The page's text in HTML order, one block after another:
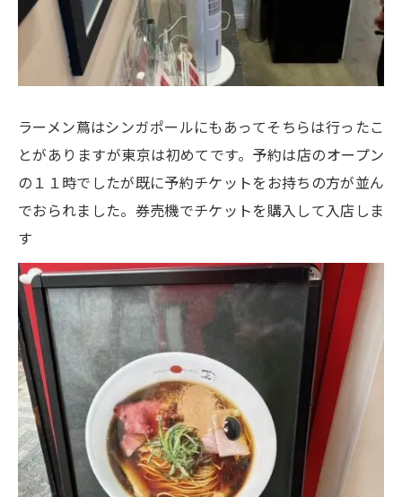
ラーメン蔦はシンガポールにもあってそちらは行ったこ
とがありますが東京は初めてです。予約は店のオープン
の１１時でしたが既に予約チケットをお持ちの方が並ん
でおられました。券売機でチケットを購入して入店しま
す